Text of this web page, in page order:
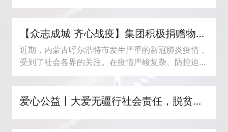
市天河区委统战部牵头组织召开2022年度天河区统
一战线扶贫济困工...
【众志成城 齐心战疫】集团积极捐赠物资支援抗疫一线！
近期，内蒙古呼尔浩特市发生严重的新冠肺炎疫情，
受到了社会各界的关注。在疫情严峻复杂、防控迫在
眉睫的关键时期，恒辉建设集团内蒙古分公司积极行
动，组成专人...
爱心公益丨大爱无疆行社会责任，脱贫攻坚显民企担当！